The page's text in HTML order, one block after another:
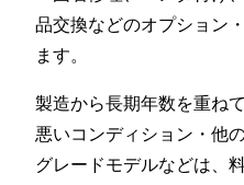
品交換などのオプション
ます。
製造から長期年数を重ね
悪いコンディション・他
グレードモデルなどは、